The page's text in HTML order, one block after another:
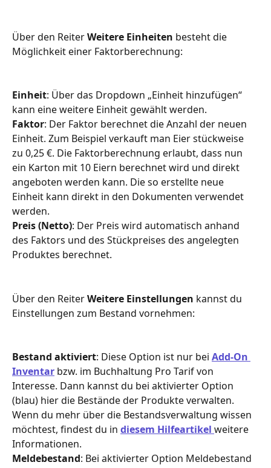
Über den Reiter Weitere Einheiten besteht die
Möglichkeit einer Faktorberechnung:
Einheit: Über das Dropdown „Einheit hinzufügen“
kann eine weitere Einheit gewählt werden.
Faktor: Der Faktor berechnet die Anzahl der neuen
Einheit. Zum Beispiel verkauft man Eier stückweise
zu 0,25 €. Die Faktorberechnung erlaubt, dass nun
ein Karton mit 10 Eiern berechnet wird und direkt
angeboten werden kann. Die so erstellte neue
Einheit kann direkt in den Dokumenten verwendet
werden.
Preis (Netto): Der Preis wird automatisch anhand
des Faktors und des Stückpreises des angelegten
Produktes berechnet.
Über den Reiter Weitere Einstellungen kannst du
Einstellungen zum Bestand vornehmen:
Bestand aktiviert: Diese Option ist nur bei Add-On
Inventar bzw. im Buchhaltung Pro Tarif von
Interesse. Dann kannst du bei aktivierter Option
(blau) hier die Bestände der Produkte verwalten.
Wenn du mehr über die Bestandsverwaltung wissen
möchtest, findest du in diesem Hilfeartikel weitere
Informationen.
Meldebestand: Bei aktivierter Option Meldebestand